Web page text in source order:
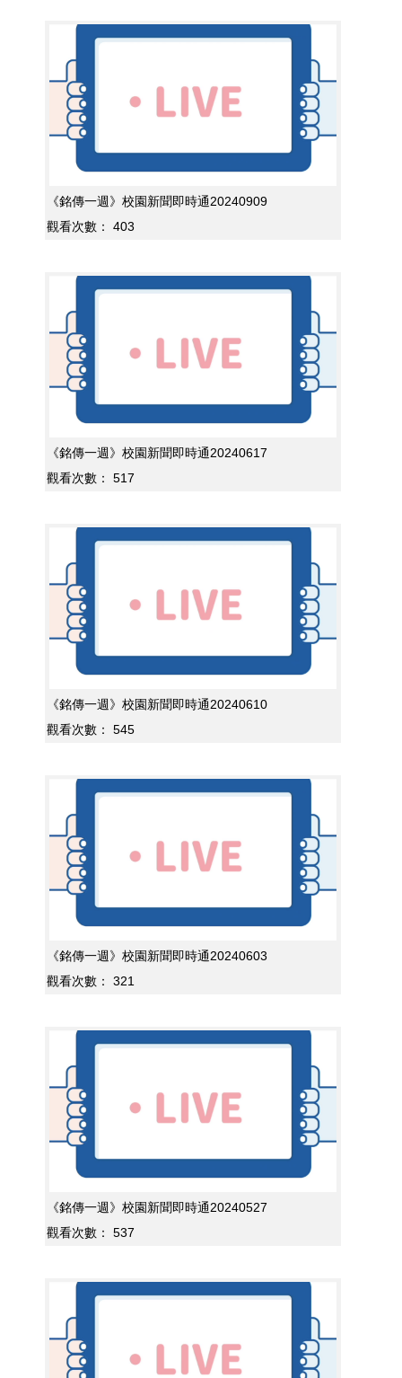
《銘傳一週》校園新聞即時通20240909
觀看次數：
403
《銘傳一週》校園新聞即時通20240617
觀看次數：
517
《銘傳一週》校園新聞即時通20240610
觀看次數：
545
《銘傳一週》校園新聞即時通20240603
觀看次數：
321
《銘傳一週》校園新聞即時通20240527
觀看次數：
537